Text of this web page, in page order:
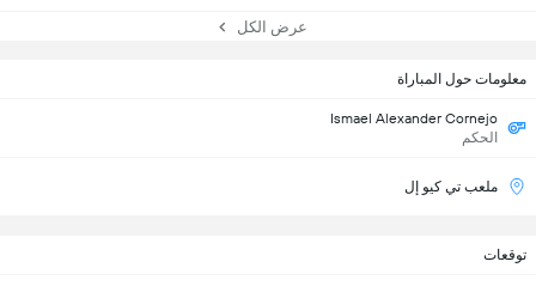
عرض الكل
معلومات حول المباراة
Ismael Alexander Cornejo
الحكم
ملعب تي كيو إل
توقعات